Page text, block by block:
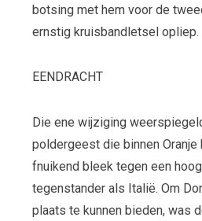
botsing met hem voor de
ernstig kruisbandletsel opliep.
EENDRACHT
Die ene wijziging
poldergeest die binnen
fnuikend bleek tegen een
tegenstander als Italië. Om
plaats te kunnen bieden, was